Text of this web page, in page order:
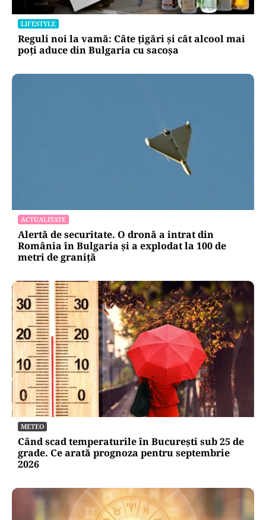
LIFESTYLE
Reguli noi la vamă: Câte țigări și cât alcool mai
poți aduce din Bulgaria cu sacoșa
ACTUALITATE
Alertă de securitate. O dronă a intrat din
România în Bulgaria şi a explodat la 100 de
metri de graniţă
METEO
Când scad temperaturile în București sub 25 de
grade. Ce arată prognoza pentru septembrie
2026